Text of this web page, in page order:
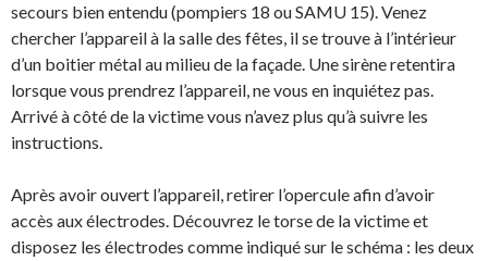
secours bien entendu (pompiers 18 ou SAMU 15). Venez
chercher l’appareil à la salle des fêtes, il se trouve à l’intérieur
d’un boitier métal au milieu de la façade. Une sirène retentira
lorsque vous prendrez l’appareil, ne vous en inquiétez pas.
Arrivé à côté de la victime vous n’avez plus qu’à suivre les
instructions.
Après avoir ouvert l’appareil, retirer l’opercule afin d’avoir
accès aux électrodes. Découvrez le torse de la victime et
disposez les électrodes comme indiqué sur le schéma : les deux